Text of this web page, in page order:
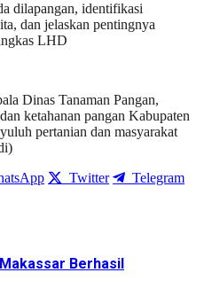
dilapangan, identifikasi
dan jelaskan pentingnya
LHD
Dinas Tanaman Pangan,
ketahanan pangan Kabupaten
pertanian dan masyarakat
Twitter
Telegram
Berhasil